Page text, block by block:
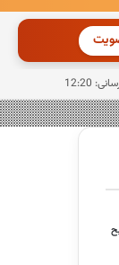
12:20